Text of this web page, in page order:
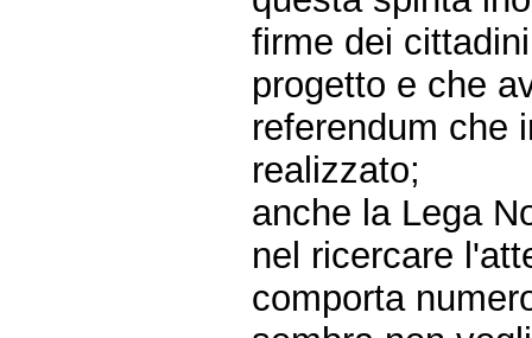
firme dei
progetto e che
referendum che
realizzato;
anche la Lega
nel ricercare
comporta